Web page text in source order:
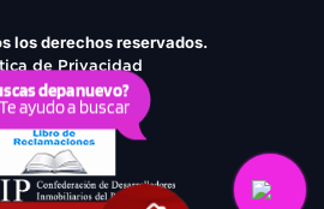
los derechos reservados.
de Privacidad
ARCO
de Cookies
depa nuevo?
Te ayudo a buscar